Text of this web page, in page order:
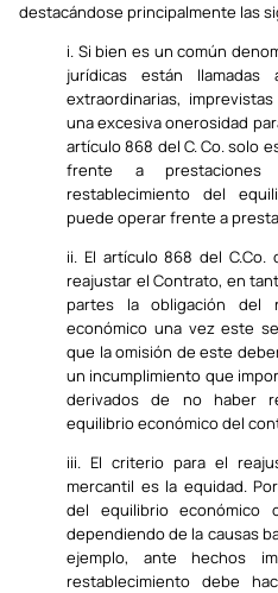
destacándose principalmente las
i. Si bien es un común
jurídicas están
extraordinarias,
una excesiva onerosidad
artículo 868 del C. Co. solo
frente a
restablecimiento del
puede operar frente a
ii. El artículo 868 del C.Co.
reajustar el Contrato, en
partes la obligación del
económico una vez este
que la omisión de este
un incumplimiento que
derivados de no haber
equilibrio económico del
iii. El criterio para el
mercantil es la equidad.
del equilibrio económico
dependiendo de la causas
ejemplo, ante hechos
restablecimiento debe